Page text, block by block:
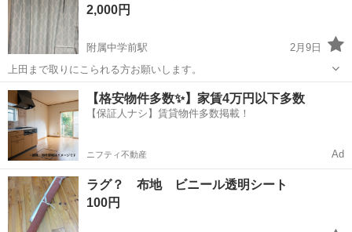
カーテン
2,000円
附属中学前駅
2月9日
上田まで取りにこられる方お願いします。
長野 長野市 附属中学前駅 カーペット/マット/ラグ
カーテン
【格安物件多数✨】家賃4万円以下多数
【保証人ナシ】賃貸物件多数掲載！
ニフティ不動産 Ad
ラグ？ 布地 ビニール透明シート
100円